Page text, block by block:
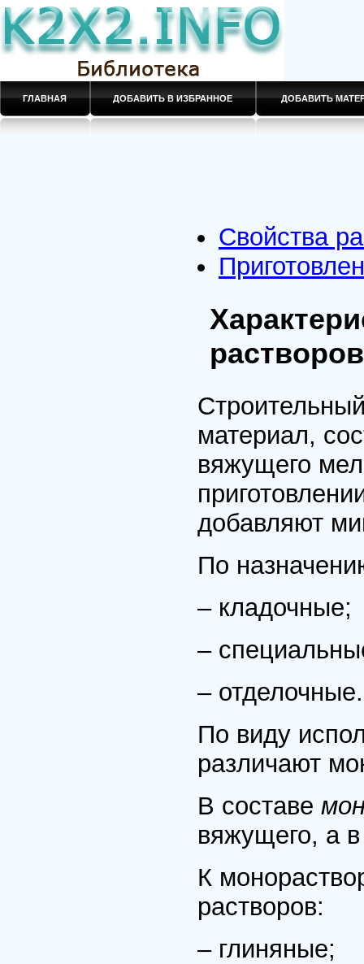
ГЛАВНАЯ ДОБАВИТЬ В ИЗБРАННОЕ ДОБАВИТЬ
Свойства
растворов
материал,
вяжущего
добавляют
По
– кладочные;
–
– отделочные.
По виду
различают
В составе
вяжущего, а
К
растворов:
– глиняные;